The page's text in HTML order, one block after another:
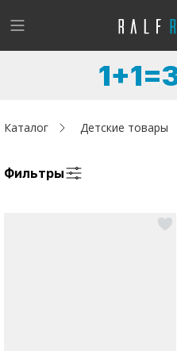
!
Женщинам
Возникли вопросы? -
Каталог Детские товары
Фильтры